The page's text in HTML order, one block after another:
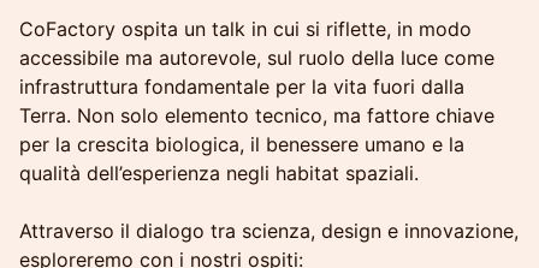
CoFactory ospita un talk in cui si riflette, in modo
accessibile ma autorevole, sul ruolo della luce come
infrastruttura fondamentale per la vita fuori dalla
Terra. Non solo elemento tecnico, ma fattore chiave
per la crescita biologica, il benessere umano e la
qualità dell’esperienza negli habitat spaziali.
Attraverso il dialogo tra scienza, design e innovazione,
esploreremo con i nostri ospiti: